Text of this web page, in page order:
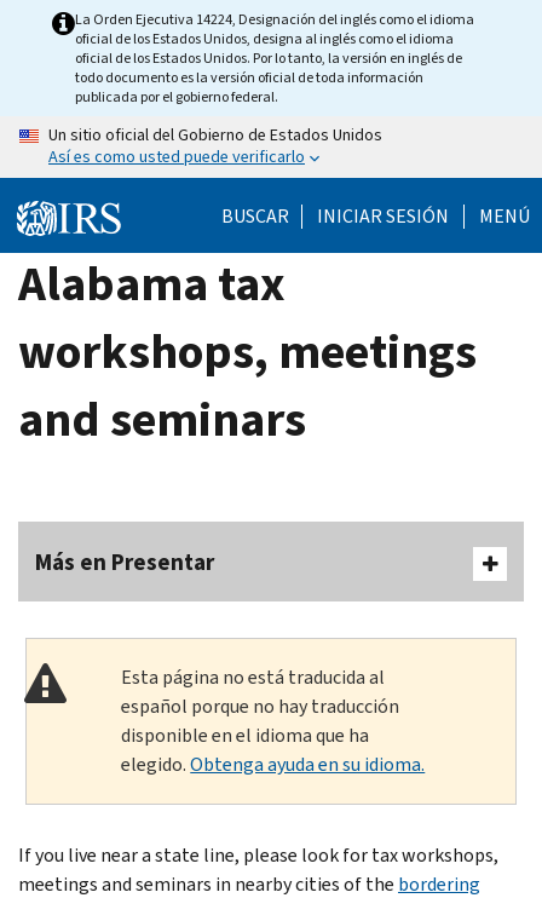
La Orden Ejecutiva 14224, Designación del inglés como el idioma
oficial de los Estados Unidos, designa al inglés como el idioma
oficial de los Estados Unidos. Por lo tanto, la versión en inglés de
todo documento es la versión oficial de toda información
publicada por el gobierno federal.
Un sitio oficial del Gobierno de Estados Unidos
Así es como usted puede verificarlo
BUSCAR INICIAR SESIÓN MENÚ
Alabama tax
workshops, meetings
and seminars
Más en Presentar
Esta página no está traducida al
español porque no hay traducción
disponible en el idioma que ha
elegido.Obtenga ayuda en su idioma.
If you live near a state line, please look for tax workshops,
meetings and seminars in nearby cities of the bordering